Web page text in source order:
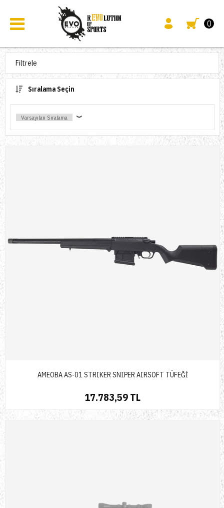
0
Filtrele
Sıralama Seçin
AMEOBA AS-01 STRIKER SNIPER AIRSOFT TÜFEĞİ
17.783,59 TL